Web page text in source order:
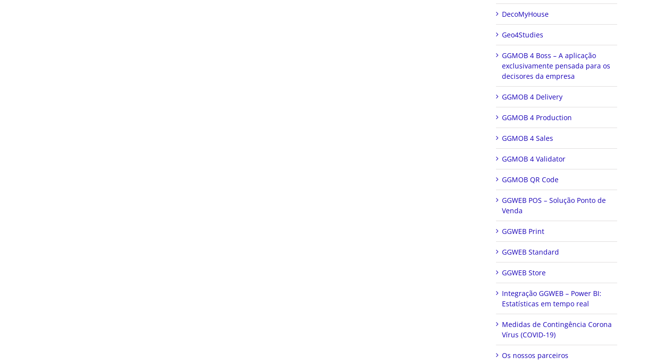
DecoMyHouse
Geo4Studies
GGMOB 4 Boss – A aplicação
exclusivamente pensada para os
decisores da empresa
GGMOB 4 Delivery
GGMOB 4 Production
GGMOB 4 Sales
GGMOB 4 Validator
GGMOB QR Code
GGWEB POS – Solução Ponto de
Venda
GGWEB Print
GGWEB Standard
GGWEB Store
Integração GGWEB – Power BI:
Estatísticas em tempo real
Medidas de Contingência Corona
Vírus (COVID-19)
Os nossos parceiros